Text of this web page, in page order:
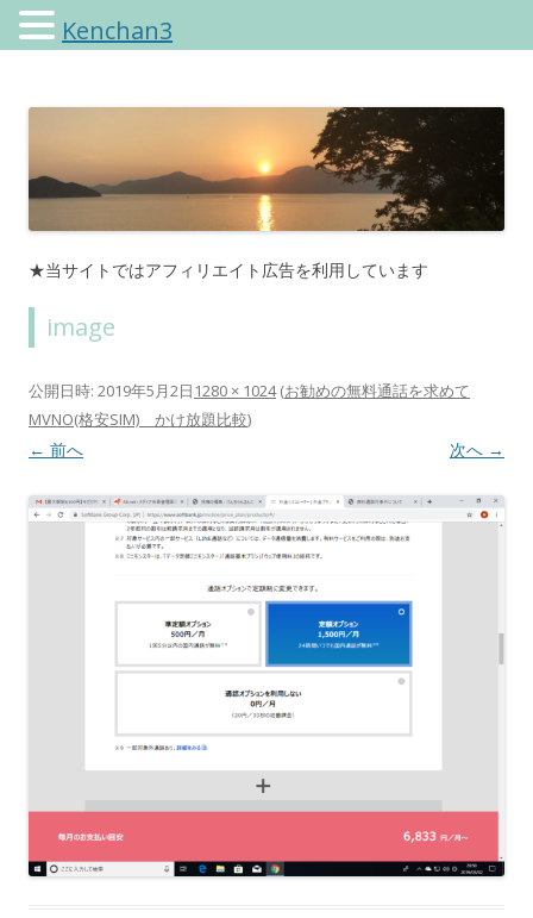
けんちゃんさんのブログ
★当サイトではアフィリエイト広告を利用しています
image
公開日時: 2019年5月2日 1280 × 1024(お勧めの無料通話を求めて
MVNO(格安SIM) かけ放題比較)
← 前へ 次へ →
Kenchan3